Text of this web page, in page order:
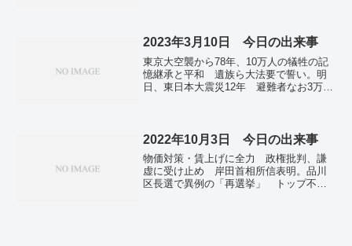
費切り詰め貧血に…遺児家庭、9割超「物
領海侵入 沖縄・尖閣沖。
2023年3月10日 今日の出来事
東京大空襲から78年、10万人の犠牲の記
憶継承と平和 遺族ら大法要で誓い。明
日、東日本大震災12年 避難者なお3万
らず「残念」 日銀・黒田東彦総裁。日
本と半導体供給で協力 首脳会談のテー
マに…韓国高官。造幣局「桜の通り抜
け」は4月7～13日 戦後2番目に早い開
催。全国の新規感染者9113人確認 死者
2022年10月3日 今日の出来事
物価対策・賃上げに全力 政権批判、謙
虚に受け止め 岸田首相所信表明。品川
区長選で異例の「再選挙」 トップ不在